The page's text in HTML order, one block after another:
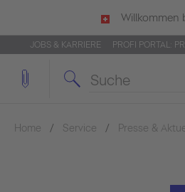
Willkommen
JOBS & KARRIERE PROFI PORTAL:
Home Service Presse &